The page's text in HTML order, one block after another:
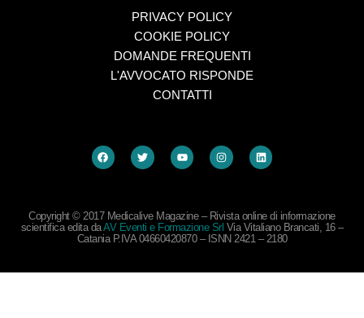
PRIVACY POLICY
COOKIE POLICY
DOMANDE FREQUENTI
L'AVVOCATO RISPONDE
CONTATTI
Copyright © 2017 Medicalive Magazine – Rivista online di informazione
scientifica edita daAV Eventi e Formazione Srl Via Vitaliano Brancati, 16 –
Catania P.IVA 04660420870 – ISNN 2421 – 2180